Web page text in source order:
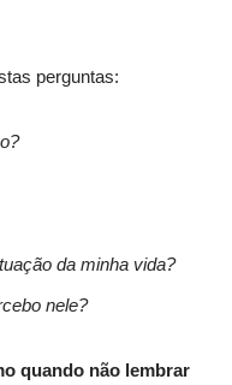
perguntas:
da minha vida?
nele?
quando não lembrar